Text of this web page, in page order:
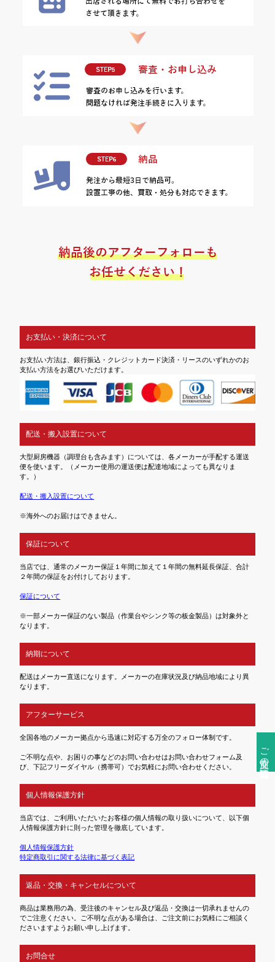
ご注文前の確認事項
お支払い・決済について
お支払い方法は、銀行振込・クレジットカード決済・リースのいずれかのお
支払い方法をお選びいただけます。
配送・搬入設置について
大型厨房機器（調理台も含みます）については、各メーカーが手配する運送
便を使います。（メーカー使用の運送便は配達地域によっても異なりま
す。）
配送・搬入設置について
※海外へのお届けはできません。
保証について
当店では、通常のメーカー保証１年間に加えて１年間の無料延長保証、合計
２年間の保証をお付けしております。
保証について
※一部メーカー保証のない製品（作業台やシンク等の板金製品）は対象外と
なります。
納期について
配送はメーカー直送になります。メーカーの在庫状況及び納品地域により異
なります。
アフターサービス
全国各地のメーカー拠点から迅速に対応する万全のフォロー体制です。
ご不明な点や、お困りの事などのお問い合わせはお問い合わせフォーム及
び、下記フリーダイヤル（携帯可）でお気軽にお問い合わせください。
個人情報保護方針
当店では、ご利用いただいたお客様の個人情報の取り扱いについて、以下個
人情報保護方針に則った管理を徹底しています。
個人情報保護方針
特定商取引に関する法律に基づく表記
返品・交換・キャンセルについて
商品は業務用の為、受注後のキャンセル及び返品・交換は一切承れませんの
でご注意ください。ご不明な点がある場合は、ご注文前にお気軽にご相談く
ださいますようお願い申し上げます。
お問合せ